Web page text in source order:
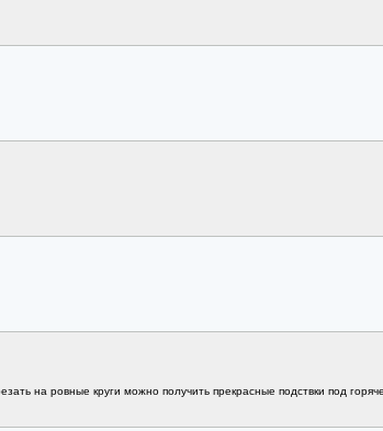
на ровные круги можно получить прекрасные подствки под